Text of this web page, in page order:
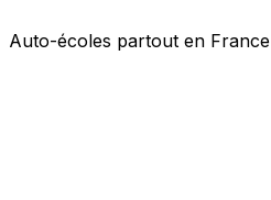
Auto-écoles partout en France